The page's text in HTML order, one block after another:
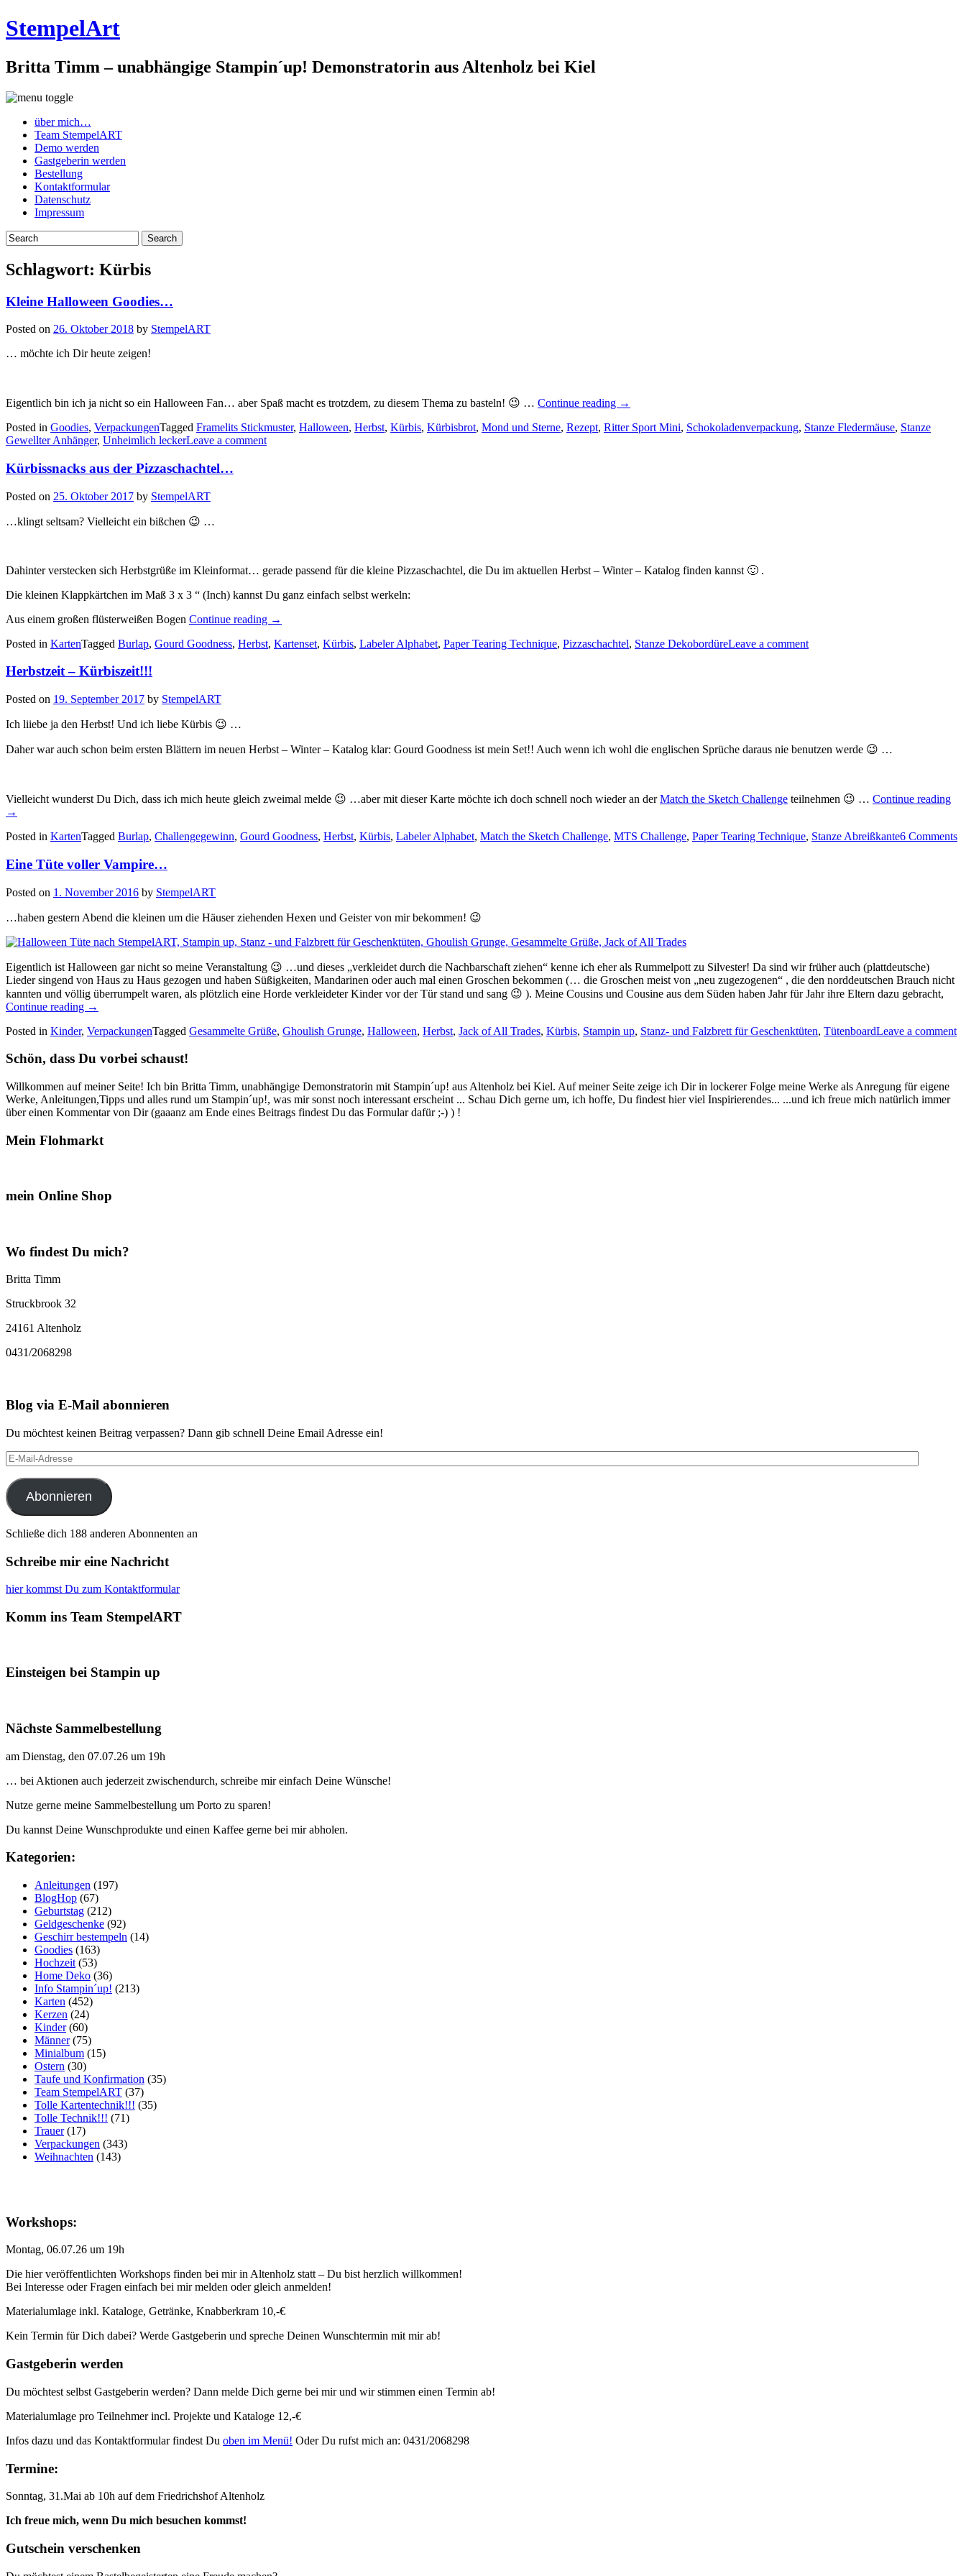
StempelArt
Britta Timm – unabhängige Stampin´up! Demonstratorin aus Altenholz bei Kiel
über mich…
Team StempelART
Demo werden
Gastgeberin werden
Bestellung
Kontaktformular
Datenschutz
Impressum
Schlagwort: Kürbis
Kleine Halloween Goodies…
Posted on 26. Oktober 2018 by StempelART
… möchte ich Dir heute zeigen!
Eigentlich bin ich ja nicht so ein Halloween Fan… aber Spaß macht es trotzdem, zu diesem Thema zu basteln! 😉 … Continue reading
„Kleine
Goodies…“
→
Posted in Goodies, VerpackungenTagged Framelits Stickmuster, Halloween, Herbst, Kürbis, Kürbisbrot, Mond und Sterne, Rezept, Ritter Sport Mini, Schokoladenverpackung, Stanze Fledermäuse, Stanze
Gewellter Anhänger, Unheimlich leckerLeave a comment
Kürbissnacks aus der Pizzaschachtel…
Posted on 25. Oktober 2017 by StempelART
…klingt seltsam? Vielleicht ein bißchen 😉 …
Dahinter verstecken sich Herbstgrüße im Kleinformat… gerade passend für die kleine Pizzaschachtel, die Du im aktuellen Herbst – Winter – Katalog finden kannst 🙂 .
Die kleinen Klappkärtchen im Maß 3 x 3 “ (Inch) kannst Du ganz einfach selbst werkeln:
Aus einem großen flüsterweißen Bogen Continue reading „Kürbissnacks
der
→
Posted in KartenTagged Burlap, Gourd Goodness, Herbst, Kartenset, Kürbis, Labeler Alphabet, Paper Tearing Technique, Pizzaschachtel, Stanze DekobordüreLeave a comment
Herbstzeit – Kürbiszeit!!!
Posted on 19. September 2017 by StempelART
Ich liiebe ja den Herbst! Und ich liebe Kürbis 😉 …
Daher war auch schon beim ersten Blättern im neuen Herbst – Winter – Katalog klar: Gourd Goodness ist mein Set!! Auch wenn ich wohl die englischen Sprüche daraus nie benutzen werde 😉 …
Vielleicht wunderst Du Dich, dass ich mich heute gleich zweimal melde 😉 …aber mit dieser Karte möchte ich doch schnell noch wieder an derMatch the Sketch Challenge teilnehmen 😉 … Continue reading
→
Posted in KartenTagged Burlap, Challengegewinn, Gourd Goodness, Herbst, Kürbis, Labeler Alphabet, Match the Sketch Challenge, MTS Challenge, Paper Tearing Technique, Stanze Abreißkante6 Comments
Eine Tüte voller Vampire…
Posted on 1. November 2016 by StempelART
…haben gestern Abend die kleinen um die Häuser ziehenden Hexen und Geister von mir bekommen! 😉
Eigentlich ist Halloween gar nicht so meine Veranstaltung 😉 …und dieses „verkleidet durch die Nachbarschaft ziehen“ kenne ich eher als Rummelpott zu Silvester! Da sind wir früher auch (plattdeutsche)
Lieder singend von Haus zu Haus gezogen und haben Süßigkeiten, Mandarinen oder auch mal einen Groschen bekommen (… die Groschen meist von „neu zugezogenen“ , die den norddeutschen Brauch nicht
kannten und völlig überrumpelt waren, als plötzlich eine Horde verkleideter Kinder vor der Tür stand und sang 😉 ). Meine Cousins und Cousine aus dem Süden haben Jahr für Jahr ihre Eltern dazu gebracht,
Continue reading „Eine
voller
→
Posted in Kinder, VerpackungenTagged Gesammelte Grüße, Ghoulish Grunge, Halloween, Herbst, Jack of All Trades, Kürbis, Stampin up, Stanz- und Falzbrett für Geschenktüten, TütenboardLeave a comment
Schön, dass Du vorbei schaust!
Willkommen auf meiner Seite! Ich bin Britta Timm, unabhängige Demonstratorin mit Stampin´up! aus Altenholz bei Kiel. Auf meiner Seite zeige ich Dir in lockerer Folge meine Werke als Anregung für eigene
Werke, Anleitungen,Tipps und alles rund um Stampin´up!, was mir sonst noch interessant erscheint ... Schau Dich gerne um, ich hoffe, Du findest hier viel Inspirierendes... ...und ich freue mich natürlich immer
über einen Kommentar von Dir (gaaanz am Ende eines Beitrags findest Du das Formular dafür ;-) ) !
Mein Flohmarkt
mein Online Shop
Wo findest Du mich?
Britta Timm
Struckbrook 32
24161 Altenholz
0431/2068298
Blog via E-Mail abonnieren
Du möchtest keinen Beitrag verpassen? Dann gib schnell Deine Email Adresse ein!
E-
Mail-
Adresse
Abonnieren
Schließe dich 188 anderen Abonnenten an
Schreibe mir eine Nachricht
hier kommst Du zum Kontaktformular
Komm ins Team StempelART
Einsteigen bei Stampin up
Nächste Sammelbestellung
am Dienstag, den 07.07.26 um 19h
… bei Aktionen auch jederzeit zwischendurch, schreibe mir einfach Deine Wünsche!
Nutze gerne meine Sammelbestellung um Porto zu sparen!
Du kannst Deine Wunschprodukte und einen Kaffee gerne bei mir abholen.
Kategorien:
Anleitungen (197)
BlogHop (67)
Geburtstag (212)
Geldgeschenke (92)
Geschirr bestempeln (14)
Goodies (163)
Hochzeit (53)
Home Deko (36)
Info Stampin´up! (213)
Karten (452)
Kerzen (24)
Kinder(60)
Männer(75)
Minialbum (15)
Ostern (30)
Taufe und Konfirmation (35)
Team StempelART (37)
Tolle Kartentechnik!!! (35)
Tolle Technik!!! (71)
Trauer(17)
Verpackungen (343)
Weihnachten (143)
Workshops:
Montag, 06.07.26 um 19h
Die hier veröffentlichten Workshops finden bei mir in Altenholz statt – Du bist herzlich willkommen!
Bei Interesse oder Fragen einfach bei mir melden oder gleich anmelden!
Materialumlage inkl. Kataloge, Getränke, Knabberkram 10,-€
Kein Termin für Dich dabei? Werde Gastgeberin und spreche Deinen Wunschtermin mit mir ab!
Gastgeberin werden
Du möchtest selbst Gastgeberin werden? Dann melde Dich gerne bei mir und wir stimmen einen Termin ab!
Materialumlage pro Teilnehmer incl. Projekte und Kataloge 12,-€
Infos dazu und das Kontaktformular findest Du oben im Menü! Oder Du rufst mich an: 0431/2068298
Termine:
Sonntag, 31.Mai ab 10h auf dem Friedrichshof Altenholz
Ich freue mich, wenn Du mich besuchen kommst!
Gutschein verschenken